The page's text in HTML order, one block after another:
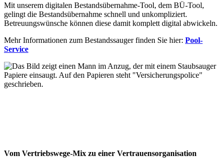
Mit unserem digitalen Bestandsübernahme-Tool, dem BÜ-Tool,
gelingt die Bestandsübernahme schnell und unkompliziert.
Betreuungswünsche können diese damit komplett digital abwickeln.
Mehr Informationen zum Bestandssauger finden Sie hier: Pool-
Service
Vom Vertriebswege-Mix zu einer Vertrauensorganisation